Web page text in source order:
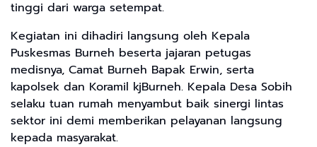
tinggi dari warga setempat.
Kegiatan ini dihadiri langsung oleh Kepala
Puskesmas Burneh beserta jajaran petugas
medisnya, Camat Burneh Bapak Erwin, serta
kapolsek dan Koramil kjBurneh. Kepala Desa Sobih
selaku tuan rumah menyambut baik sinergi lintas
sektor ini demi memberikan pelayanan langsung
kepada masyarakat.